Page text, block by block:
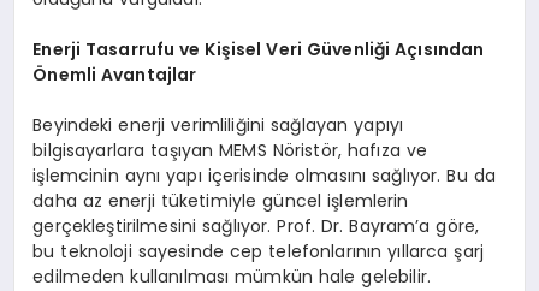
Enerji Tasarrufu ve Kişisel Veri Güvenliği Açısından
Önemli Avantajlar
Beyindeki enerji verimliliğini sağlayan yapıyı
bilgisayarlara taşıyan MEMS Nöristör, hafıza ve
işlemcinin aynı yapı içerisinde olmasını sağlıyor. Bu da
daha az enerji tüketimiyle güncel işlemlerin
gerçekleştirilmesini sağlıyor. Prof. Dr. Bayram’a göre,
bu teknoloji sayesinde cep telefonlarının yıllarca şarj
edilmeden kullanılması mümkün hale gelebilir.